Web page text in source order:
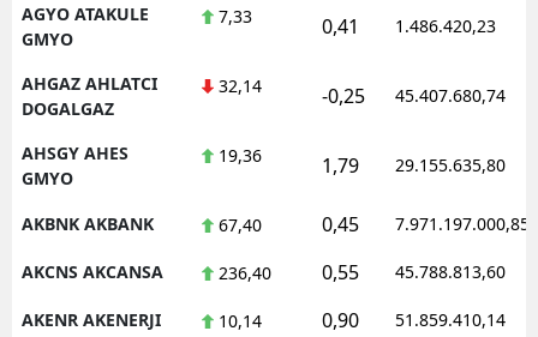
AGYO ATAKULE
GMYO
7,33 0,41 1.486.420,23
AHGAZ AHLATCI
DOGALGAZ
32,14 -0,25 45.407.680,74
AHSGY AHES
GMYO
19,36 1,79 29.155.635,80
AKBNK AKBANK 67,40 0,45 7.971.197.000,85
AKCNS AKCANSA 236,40 0,55 45.788.813,60
AKENR AKENERJI 10,14 0,90 51.859.410,14